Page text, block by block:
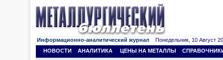
Информационно-аналитический журнал Понедельник, 10 Август
НОВОСТИ
АНАЛИТИКА ЦЕНЫ НА МЕТАЛЛЫ